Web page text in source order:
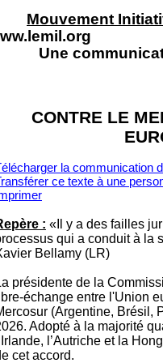
Mouvement
Une
CONTRE LE
la communication
ce texte à une
: «Il y a des failles
qui a conduit à la
Bellamy (LR)
présidente de la
échange entre l'Union
(Argentine, Brésil,
Adopté à la majorité
l’Autriche et la
cet accord.